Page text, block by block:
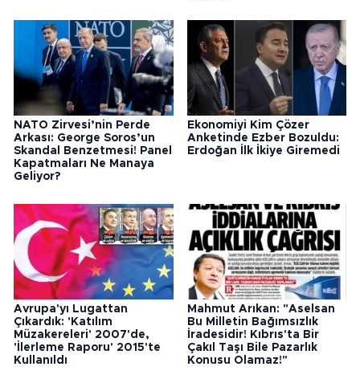
NATO Zirvesi’nin Perde
Arkası: George Soros’un
Skandal Benzetmesi! Panel
Kapatmaları Ne Manaya
Geliyor?
Ekonomiyi Kim Çözer
Anketinde Ezber Bozuldu:
Erdoğan İlk İkiye Giremedi
Avrupa'yı Lugattan
Çıkardık: 'Katılım
Müzakereleri' 2007'de,
'İlerleme Raporu' 2015'te
Kullanıldı
Mahmut Arıkan: "Aselsan
Bu Milletin Bağımsızlık
İradesidir! Kıbrıs'ta Bir
Çakıl Taşı Bile Pazarlık
Konusu Olamaz!"